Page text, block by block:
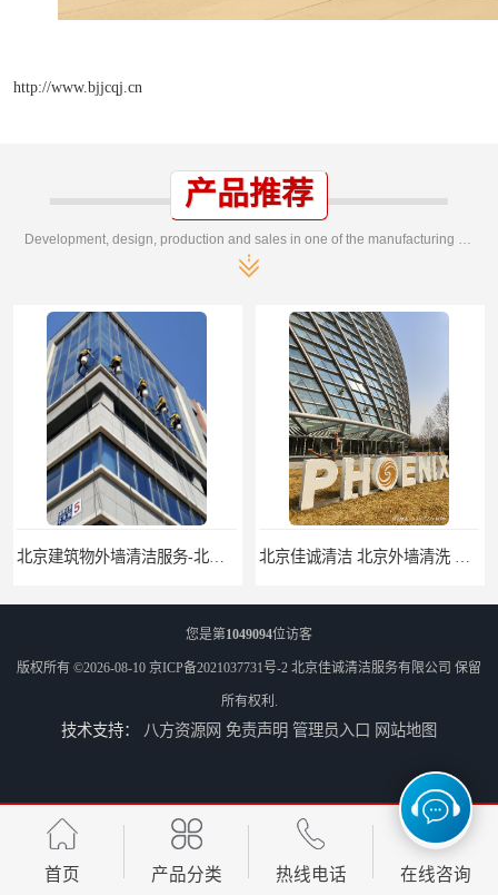
http://www.bjjcqj.cn
产品推荐
北京高空作业保洁服务-北京物业管理公司-北京家政服务公司
您是第1049094位访客
版权所有 ©2026-08-10 京ICP备2021037731号-2 北京佳诚清洁服务有限公司 保留
所有权利.
技术支持： 八方资源网 免责声明 管理员入口 网站地图
首页 产品分类 热线电话 在线咨询